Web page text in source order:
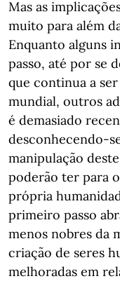
Mas as
muito para além
Enquanto alguns
passo, até por se
que continua a
mundial, outros
é demasiado
desconhecendo-
manipulação
poderão ter para
própria
primeiro passo
menos nobres da
criação de seres
melhoradas em